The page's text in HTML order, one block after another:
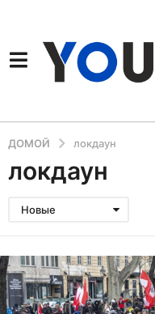
ДОМОЙ локдаун
локдаун
Новые